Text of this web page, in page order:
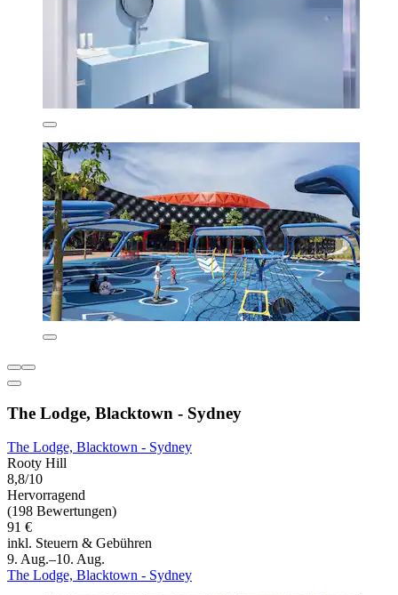
The Lodge, Blacktown - Sydney
The Lodge, Blacktown - Sydney
Rooty Hill
8,8/10
Hervorragend
(198 Bewertungen)
91 €
inkl. Steuern & Gebühren
9. Aug.–10. Aug.
The Lodge, Blacktown - Sydney